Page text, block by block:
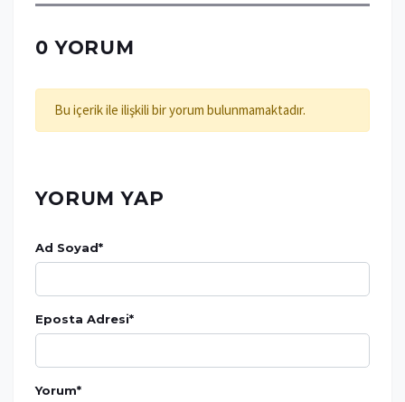
0 YORUM
Bu içerik ile ilişkili bir yorum bulunmamaktadır.
YORUM YAP
Ad Soyad*
Eposta Adresi*
Yorum*